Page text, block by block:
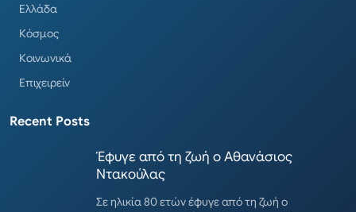
Ελλάδα
Κόσμος
Κοινωνικά
Επιχειρείν
Recent Posts
Έφυγε από τη ζωή ο Αθανάσιος
Ντακούλας
Σε ηλικία 80 ετών έφυγε από τη ζωή ο